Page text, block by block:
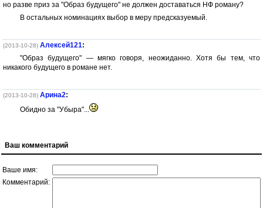
но разве приз за "Образ будущего" не должен доставаться НФ роману?
В остальных номинациях выбор в меру предсказуемый.
(2013-10-28) Алексей121:
"Образ будущего" — мягко говоря, неожиданно. Хотя бы тем, что
никакого будущего в романе нет.
(2013-10-28) Арина2:
Обидно за "Убыра"...
Ваш комментарий
Ваше имя:
Комментарий: